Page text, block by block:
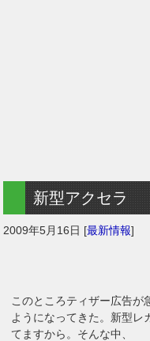
新型アクセラ
2009年5月16日 [最新情報]
このところティザー広告が
ようになってきた。新型レ
てますから。そんな中、